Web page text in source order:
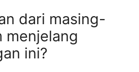
dari masing-
menjelang
ini?